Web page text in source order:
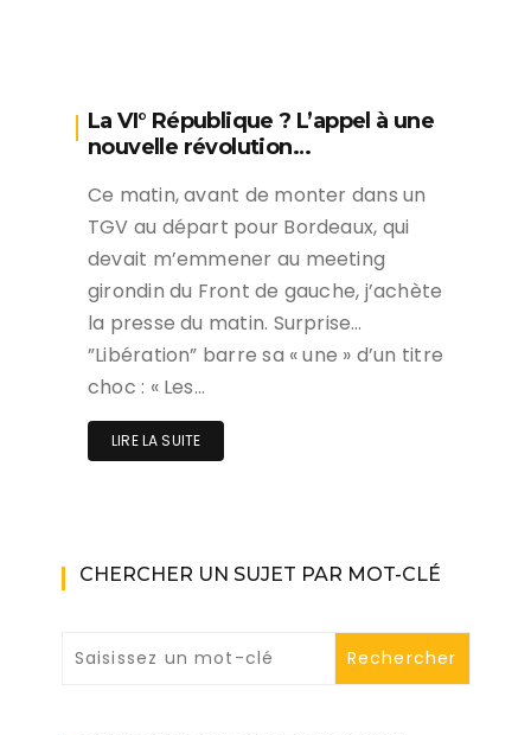
La VI° République ? L’appel à une
nouvelle révolution…
Ce matin, avant de monter dans un
TGV au départ pour Bordeaux, qui
devait m’emmener au meeting
girondin du Front de gauche, j’achète
la presse du matin. Surprise…
”Libération” barre sa « une » d’un titre
choc : « Les…
LIRE LA SUITE
CHERCHER UN SUJET PAR MOT-CLÉ